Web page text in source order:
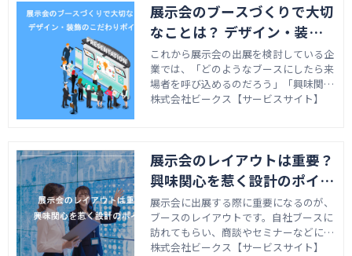
展示会のブースづくりで大切
なことは？ デザイン・装飾
のこだわりポイント3つ
これから展示会の出展を検討している企
業では、「どのようなブースにしたら来
場者を呼び込めるのだろう」「興味関心
を持ってもらうために工夫するポイント
装飾のポイントについて解説します。
株式会社ビークス【サービスサイト】
展示会のレイアウトは重要？
興味関心を惹く設計のポイン
ト
展示会に出展する際に重要になるのが、
ブースのレイアウトです。自社ブースに
訪れてもらい、商談やセミナーなどにつ
なげるためには、来場者の興味関心を喚
株式会社ビークス【サービスサイト】